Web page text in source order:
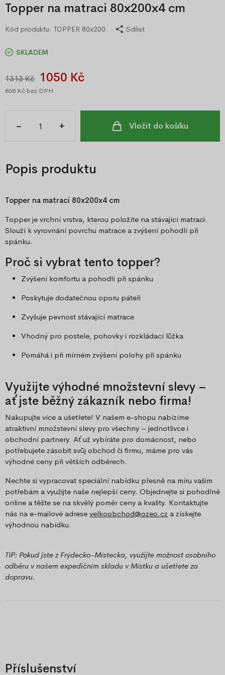
Topper na matraci 80x200x4 cm
Kód produktu: TOPPER 80x200 Sdílet
SKLADEM
1313 Kč 1050 Kč
868 Kč bez DPH
– + Vložit do košíku
Popis produktu
Topper na matraci 80x200x4 cm
Topper je vrchní vrstva, kterou položíte na stávající matraci.
Slouží k vyrovnání povrchu matrace a zvýšení pohodlí při
spánku.
Proč si vybrat tento topper?
Zvýšení komfortu a pohodlí při spánku
Poskytuje dodatečnou oporu páteři
Zvyšuje pevnost stávající matrace
Vhodný pro postele, pohovky i rozkládací lůžka
Pomáhá i při mírném zvýšení polohy při spánku
Využijte výhodné množstevní slevy –
ať jste běžný zákazník nebo firma!
Nakupujte více a ušetřete! V našem e-shopu nabízíme
atraktivní množstevní slevy pro všechny – jednotlivce i
obchodní partnery. Ať už vybíráte pro domácnost, nebo
potřebujete zásobit svůj obchod či firmu, máme pro vás
výhodné ceny při větších odběrech.
Nechte si vypracovat speciální nabídku přesně na míru vašim
potřebám a využijte naše nejlepší ceny. Objednejte si pohodlně
online a těšte se na skvělý poměr ceny a kvality. Kontaktujte
nás na e-mailové adrese velkoobchod@ozeo.cz a získejte
výhodnou nabídku.
TIP: Pokud jste z Frýdecko-Místecka, využijte možnost osobního
odběru v našem expedičním skladu v Místku a ušetřete za
dopravu.
Příslušenství